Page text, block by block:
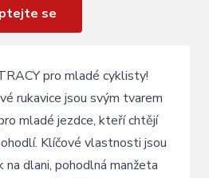
se
pro mladé cyklisty!
rukavice jsou svým tvarem
mladé jezdce, kteří chtějí
Klíčové vlastnosti jsou
dlani, pohodlná manžeta